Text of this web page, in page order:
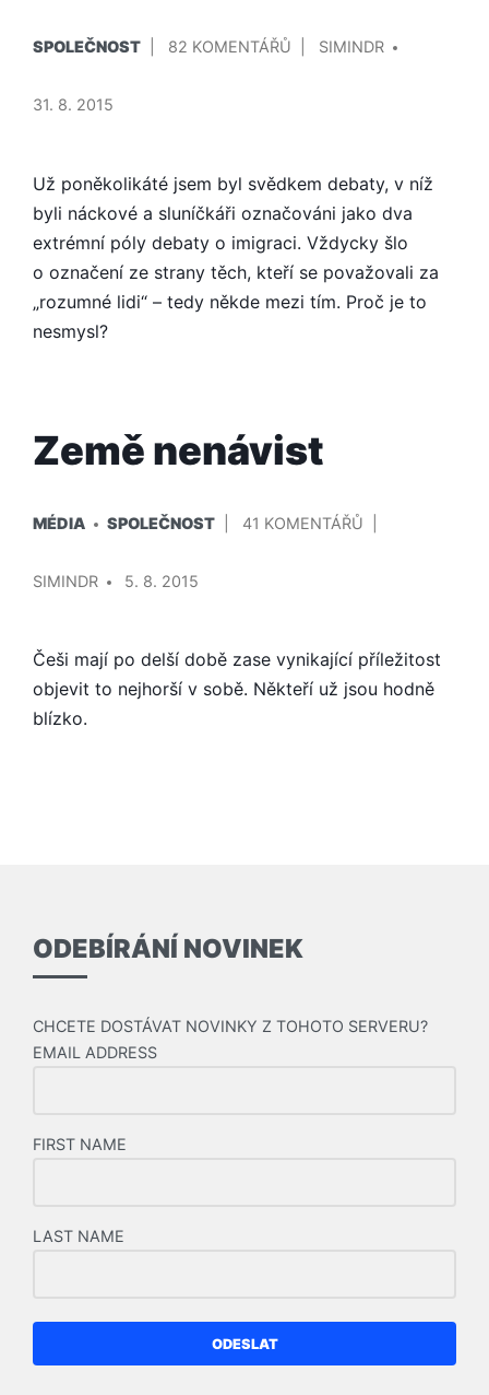
V
SPOLEČNOST 82 KOMENTÁŘŮ
SE
SLUNÍČKÁŘI!
SIMINDR
31. 8. 2015
Už poněkolikáté jsem byl svědkem debaty, v níž
byli náckové a sluníčkáři označováni jako dva
extrémní póly debaty o imigraci. Vždycky šlo
o označení ze strany těch, kteří se považovali za
„rozumné lidi“ – tedy někde mezi tím. Proč je to
nesmysl?
Země nenávist
V
MÉDIA SPOLEČNOST 41 KOMENTÁŘŮ
NENÁVIST
SIMINDR
5. 8. 2015
Češi mají po delší době zase vynikající příležitost
objevit to nejhorší v sobě. Někteří už jsou hodně
blízko.
ODEBÍRÁNÍ NOVINEK
CHCETE DOSTÁVAT NOVINKY Z TOHOTO SERVERU?
EMAIL ADDRESS
FIRST NAME
LAST NAME
ODESLAT